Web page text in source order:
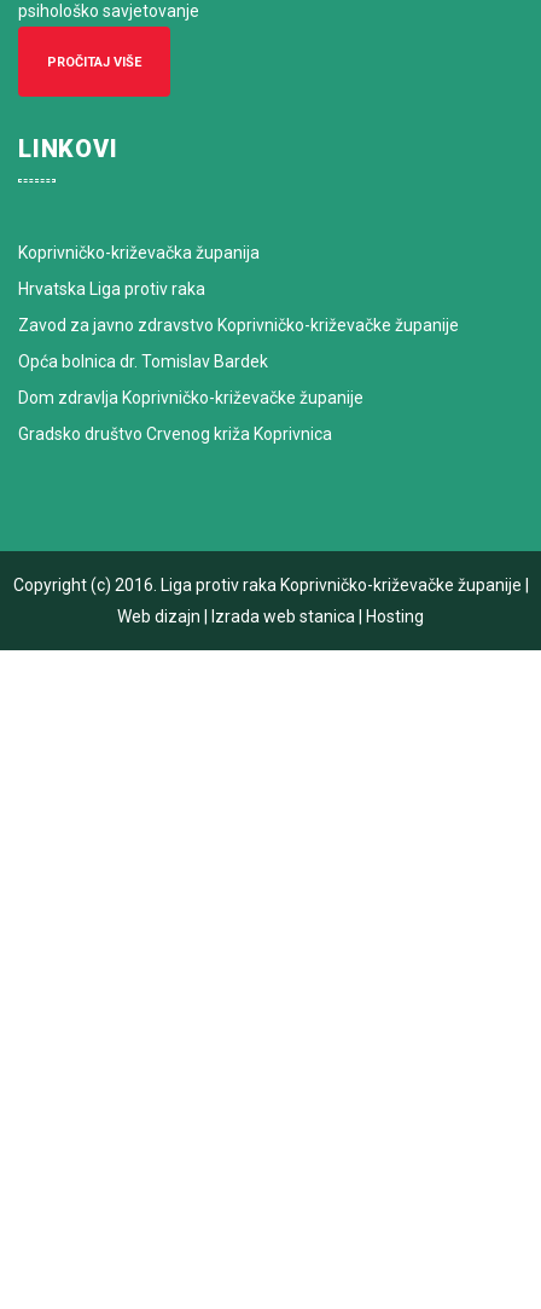
psihološko savjetovanje
PROČITAJ VIŠE
LINKOVI
Koprivničko-križevačka županija
Hrvatska Liga protiv raka
Zavod za javno zdravstvo Koprivničko-križevačke županije
Opća bolnica dr. Tomislav Bardek
Dom zdravlja Koprivničko-križevačke županije
Gradsko društvo Crvenog križa Koprivnica
Copyright (c) 2016. Liga protiv raka Koprivničko-križevačke županije
Web dizajn
Izrada web stanica Hosting